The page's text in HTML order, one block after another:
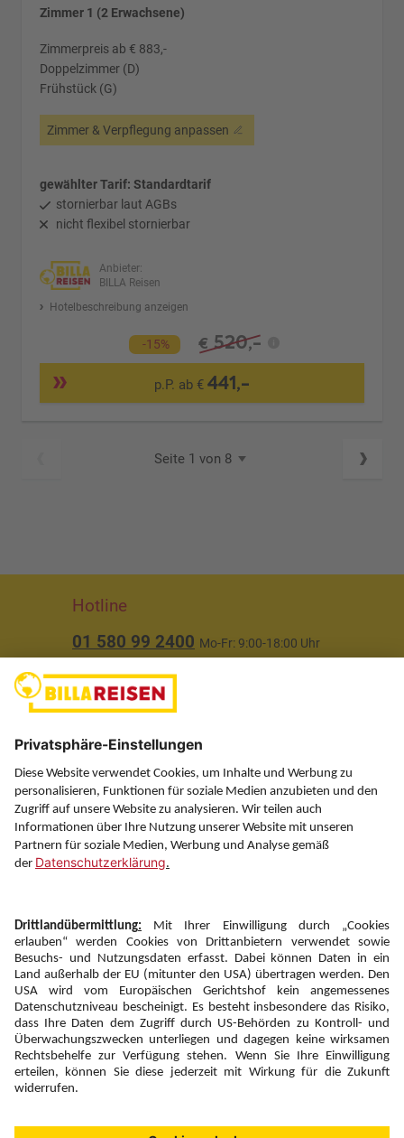
Zimmer 1 (2 Erwachsene)
Zimmerpreis ab € 883,-
Doppelzimmer (D)
Frühstück (G)
Zimmer & Verpflegung anpassen
gewählter Tarif: Standardtarif
stornierbar laut AGBs
nicht flexibel stornierbar
Anbieter:
BILLA Reisen
Hotelbeschreibung anzeigen
-15% € 520,-
p.P. ab € 441,-
Seite 1 von 8
Hotline
01 580 99 2400 Mo-Fr: 9:00-18:00 Uhr
Über uns
Service
Information
Folgen Sie uns auf
Newsletter:
Anmelden
Fairness und Unsere Inhalte: Standards und